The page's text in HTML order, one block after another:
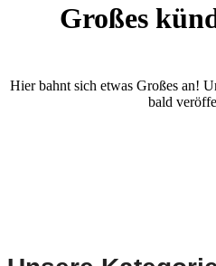
Großes
Hier bahnt sich etwas Großes an!
bald